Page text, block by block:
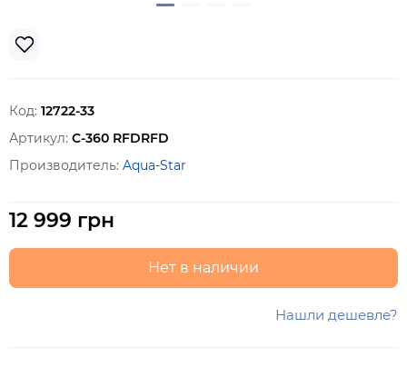
Код: 12722-33
Артикул: C-360 RFDRFD
Производитель: Aqua-Star
12 999 грн
Нет в наличии
Нашли дешевле?